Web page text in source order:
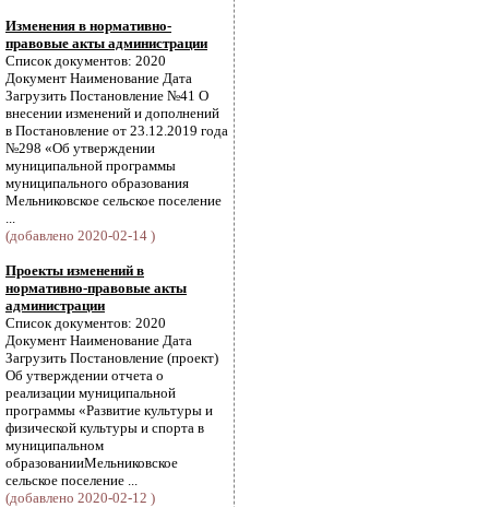
Изменения в нормативно-
правовые акты администрации
Список документов: 2020
Документ Наименование Дата
Загрузить Постановление №41 О
внесении изменений и дополнений
в Постановление от 23.12.2019 года
№298 «Об утверждении
муниципальной программы
муниципального образования
Мельниковское сельское поселение
...
(добавлено 2020-02-14 )
Проекты изменений в
нормативно-правовые акты
администрации
Список документов: 2020
Документ Наименование Дата
Загрузить Постановление (проект)
Об утверждении отчета о
реализации муниципальной
программы «Развитие культуры и
физической культуры и спорта в
муниципальном
образованииМельниковское
сельское поселение ...
(добавлено 2020-02-12 )